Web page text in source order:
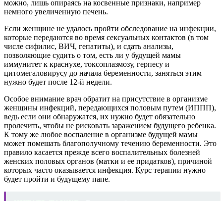
можно, лишь опираясь на косвенные признаки, например
немного увеличенную печень.
Если женщине не удалось пройти обследование на инфекции,
которые передаются во время сексуальных контактов (в том
числе сифилис, ВИЧ, гепатиты), и сдать анализы,
позволяющие судить о том, есть ли у будущей мамы
иммунитет к краснухе, токсоплазмозу, герпесу и
цитомегаловирусу до начала беременности, заняться этим
нужно будет после 12-й недели.
Особое внимание врач обратит на присутствие в организме
женщины инфекций, передающихся половым путем (ИППП),
ведь если они обнаружатся, их нужно будет обязательно
пролечить, чтобы не рисковать заражением будущего ребенка.
К тому же любое воспаление в организме будущей мамы
может помешать благополучному течению беременности. Это
правило касается прежде всего воспалительных болезней
женских половых органов (матки и ее придатков), причиной
которых часто оказывается инфекция. Курс терапии нужно
будет пройти и будущему папе.